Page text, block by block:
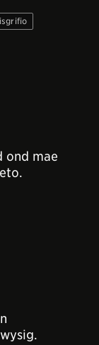
ond mae